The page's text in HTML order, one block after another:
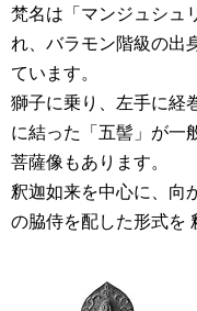
梵名は「マンジュシュ
れ、バラモン階級の出
ています。
獅子に乗り、左手に経
に結った「五髻」が一
菩薩像もあります。
釈迦如来を中心に、向
の脇侍を配した形式を